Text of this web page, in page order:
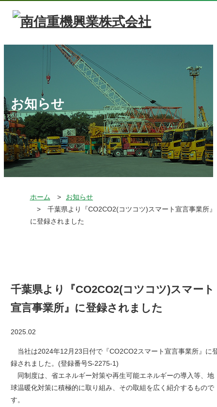
お知らせ
ホーム
お知らせ
千葉県より『CO2CO2(コツコツ)スマート宣言事業所』
に登録されました
千葉県より『CO2CO2(コツコツ)スマート
宣言事業所』に登録されました
2025.02
当社は2024年12月23日付で『CO2CO2スマート宣言事業所』に
録されました。(登録番号S-2275-1)
同制度は、省エネルギー対策や再生可能エネルギーの導入等、地
球温暖化対策に積極的に取り組み、その取組を広く紹介するもので
す。